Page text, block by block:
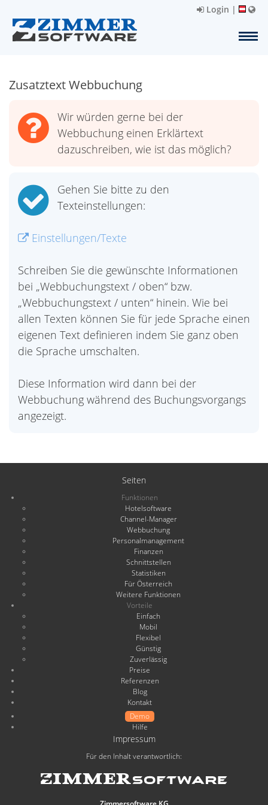
Login |
Zusatztext Webbuchung
Wir würden gerne bei der
Webbuchung einen Erklärtext
dazuschreiben, wie ist das möglich?
Gehen Sie bitte zu den
Texteinstellungen:
Einstellungen/Texte
Schreiben Sie die gewünschte Informationen
bei „Webbuchungstext / oben“ bzw.
„Webbuchungstext / unten“ hinein. Wie bei
allen Texten können Sie für jede Sprache einen
eigenen Text definieren indem Sie ganz oben
die Sprache umschalten.
Diese Information wird dann bei der
Webbuchung während des Buchungsvorgangs
angezeigt.
Seiten
Funktionen
Hotelsoftware
Channel-Manager
Webbuchung
Personalmanagement
Finanzen
Schnittstellen
Statistiken
Für Österreich
Weitere Funktionen
Vorteile
Einfach
Mobil
Flexibel
Günstig
Zuverlässig
Preise
Referenzen
Blog
Kontakt
Demo
Hilfe
Impressum
Für den Inhalt verantwortlich: